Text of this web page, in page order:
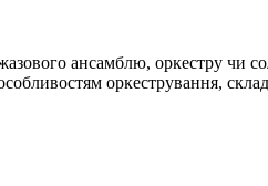
ансамблю, оркестру чи
оркестрування,